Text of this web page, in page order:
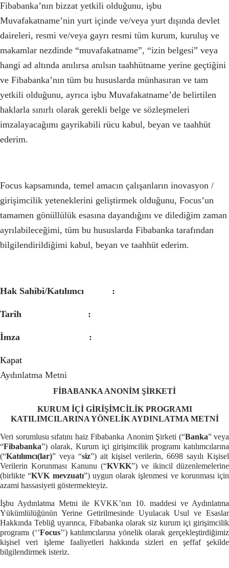
Fibabanka’nın bizzat yetkili olduğunu, işbu
Muvafakatname’nin yurt içinde ve/veya yurt dışında devlet
daireleri, resmi ve/veya gayrı resmi tüm kurum, kuruluş ve
makamlar nezdinde “muvafakatname”, “izin belgesi” veya
hangi ad altında anılırsa anılsın taahhütname yerine geçtiğini
ve Fibabanka’nın tüm bu hususlarda münhasıran ve tam
yetkili olduğunu, ayrıca işbu Muvafakatname’de belirtilen
haklarla sınırlı olarak gerekli belge ve sözleşmeleri
imzalayacağımı gayrikabili rücu kabul, beyan ve taahhüt
ederim.
Focus kapsamında, temel amacın çalışanların inovasyon /
girişimcilik yeteneklerini geliştirmek olduğunu, Focus’un
tamamen gönüllülük esasına dayandığını ve dilediğim zaman
ayrılabileceğimi, tüm bu hususlarda Fibabanka tarafından
bilgilendirildiğimi kabul, beyan ve taahhüt ederim.
Hak Sahibi/Katılımcı :
Tarih :
İmza :
Kapat
Aydınlatma Metni
FİBABANKA ANONİM ŞİRKETİ
KURUM İÇİ GİRİŞİMCİLİK PROGRAMI
KATILIMCILARINAYÖNELİK AYDINLATMA METNİ
Veri sorumlusu sıfatını haiz Fibabanka Anonim Şirketi (“Banka” veya
“Fibabanka”) olarak, Kurum içi girişimcilik programı katılımcılarına
(“Katılımcı(lar)” veya “siz”) ait kişisel verilerin, 6698 sayılı Kişisel
Verilerin Korunması Kanunu (“KVKK”) ve ikincil düzenlemelerine
(birlikte “KVK mevzuatı”) uygun olarak işlenmesi ve korunması için
azami hassasiyeti göstermekteyiz.
İşbu Aydınlatma Metni ile KVKK’nın 10. maddesi ve Aydınlatma
Yükümlülüğünün Yerine Getirilmesinde Uyulacak Usul ve Esaslar
Hakkında Tebliğ uyarınca, Fibabanka olarak siz kurum içi girişimcilik
programı (‘’Focus’’) katılımcılarına yönelik olarak gerçekleştirdiğimiz
kişisel veri işleme faaliyetleri hakkında sizleri en şeffaf şekilde
bilgilendirmek isteriz.